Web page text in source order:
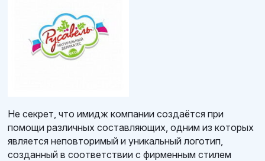
Не секрет, что имидж компании создаётся при
помощи различных составляющих, одним из которых
является неповторимый и уникальный логотип,
созданный в соответствии с фирменным стилем